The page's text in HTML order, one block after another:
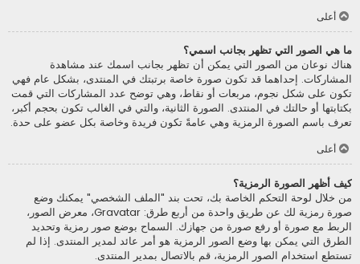
أعلى
ما هي الصور التي تظهر بجانب اسمي؟
هناك نوعان من الصور التي يمكن أن تظهر بجانب اسمك عند مشاهدة
المشاركات. إحداهما قد تكون صورة خاصة برتبتك في المنتدى، بشكل عام فهي
تكون على شكل نجوم، مربعات أو نقاط، وهي توضح عدد المشاركات التي قمت
بكتابتها أو حالتك في المنتدى. الصورة الثانية، والتي في الغالب تكون بحجم أكبر،
تعرف باسم الصورة الرمزية وهي عامةً تكون فريدة وخاصة بكل عضو على حدة.
أعلى
كيف أظهر الصورة الرمزية؟
من خلال لوحة التحكم الخاصة بك، تحت بند "الملف الشخصي" يمكنك وضع
صورة رمزية لك عن طريق واحدة من أربع طرق: Gravatar، معرض الصور،
الربط مع صورة أو رفع صورة من جهازك. السماح بوضع صور رمزية وتحديد
الطرق التي يمكن بها وضع الصور الرمزية هو أمر عائد لمدير المنتدى. إذا لم
تستطع استخدام الصور الرمزية، قم بالاتصال بمدير المنتدى.